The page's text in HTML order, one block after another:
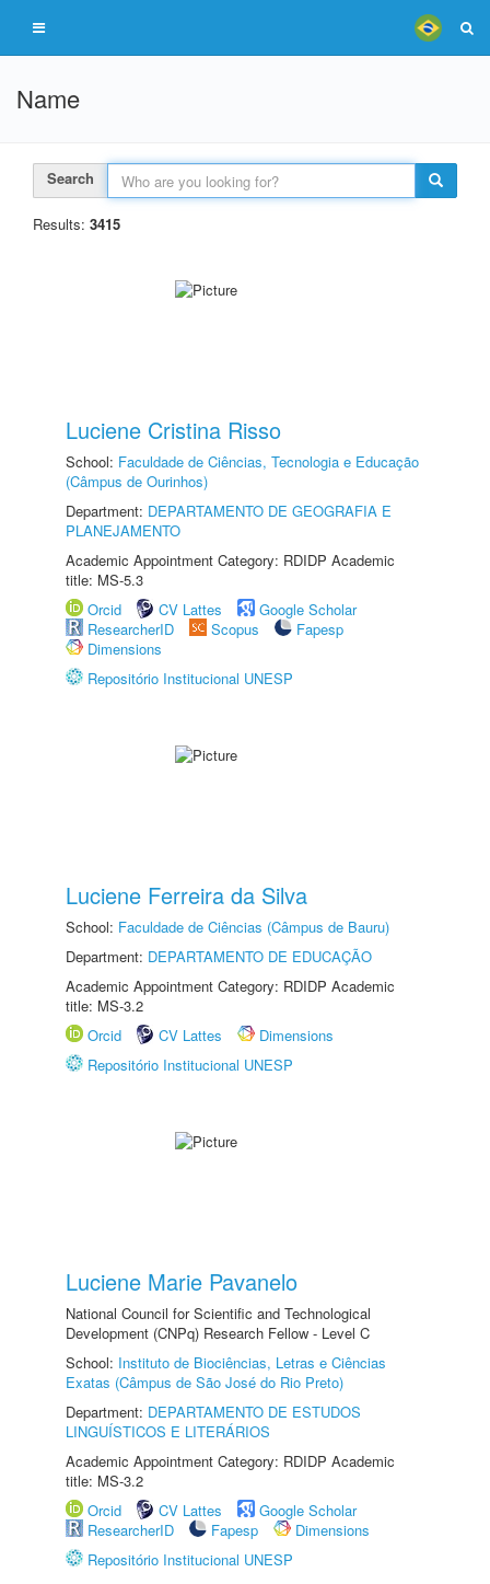
Name
Search
Results: 3415
Luciene Cristina Risso
School: Faculdade de Ciências, Tecnologia e Educação
(Câmpus de Ourinhos)
Department: DEPARTAMENTO DE GEOGRAFIA E
PLANEJAMENTO
Academic Appointment Category: RDIDP Academic
title: MS-5.3
Orcid
CV Lattes
Google Scholar
ResearcherID
Scopus
Fapesp
Dimensions
Repositório Institucional UNESP
Luciene Ferreira da Silva
School: Faculdade de Ciências (Câmpus de Bauru)
Department: DEPARTAMENTO DE EDUCAÇÃO
Academic Appointment Category: RDIDP Academic
title: MS-3.2
Orcid
CV Lattes
Dimensions
Repositório Institucional UNESP
Luciene Marie Pavanelo
National Council for Scientific and Technological
Development (CNPq) Research Fellow - Level C
School: Instituto de Biociências, Letras e Ciências
Exatas (Câmpus de São José do Rio Preto)
Department: DEPARTAMENTO DE ESTUDOS
LINGUÍSTICOS E LITERÁRIOS
Academic Appointment Category: RDIDP Academic
title: MS-3.2
Orcid
CV Lattes
Google Scholar
ResearcherID
Fapesp
Dimensions
Repositório Institucional UNESP